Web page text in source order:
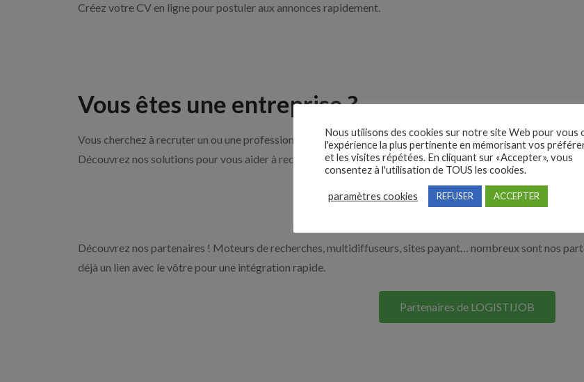
Créez votre CV en ligne pour postuler aux annonces rapidement.
Vous êtes une entreprise ?
Vous cherchez à recruter un ou une professionnelle de la logistique par exemple un acheteur, un cariste ou
Découvrez nos solutions pour vous aider à recruter en cliquant sur le bouton ci-dessous.
Nos solutions entreprises
Découvrez nos partenaires ! Moteurs de recherches, multidiffuseurs, sites payant… nombreux sont nos
déjà un lien avec le vôtre pour une intégration rapide.
Partenaires de LOGISTIJOB
Nous utilisons des cookies sur notre site Web pour
l'expérience la plus pertinente en mémorisant vos
et les visites répétées. En cliquant sur «Accepter», vous
consentez à l'utilisation de TOUS les cookies.
paramètres cookies REFUSER ACCEPTER